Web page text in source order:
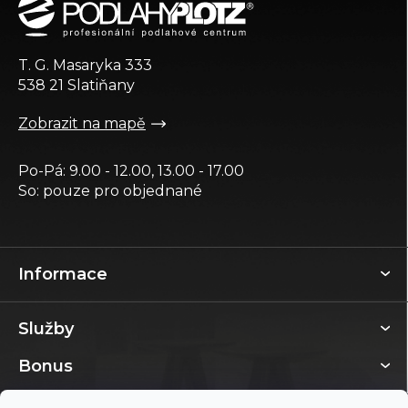
Informace
Služby
Bonus
T. G. Masaryka 333
538 21 Slatiňany
Zobrazit na mapě
Po-Pá: 9.00 - 12.00, 13.00 - 17.00
So: pouze pro objednané